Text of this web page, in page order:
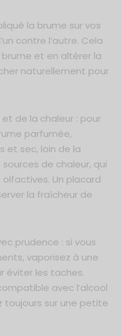
la brume sur vos
contre l’autre. Cela
et en altérer la
naturellement pour
et de la chaleur : pour
parfumée,
et sec, loin de la
de chaleur, qui
Un placard
la fraîcheur de
prudence : si vous
vaporisez à une
éviter les taches.
avec l’alcool
toujours sur une petite